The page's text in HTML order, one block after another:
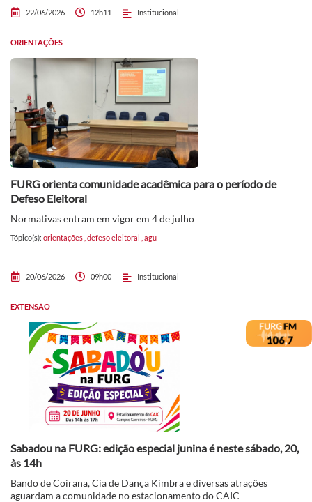
22/06/2026 12h11 Institucional
ORIENTAÇÕES
FURG orienta comunidade acadêmica para o período de
Defeso Eleitoral
Normativas entram em vigor em 4 de julho
Tópico(s): orientações defeso eleitoral agu
20/06/2026 09h00 Institucional
EXTENSÃO
Sabadou na FURG: edição especial junina é neste sábado, 20,
às 14h
Bando de Coirana, Cia de Dança Kimbra e diversas atrações
aguardam a comunidade no estacionamento do CAIC